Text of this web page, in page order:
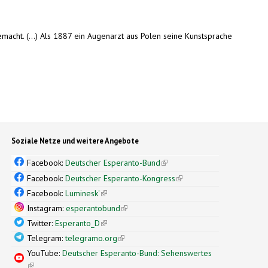
(...) Als 1887 ein Augenarzt aus Polen seine Kunstsprache
Soziale Netze und weitere Angebote
Facebook:Deutscher Esperanto-Bund(link is external)
Facebook:Deutscher Esperanto-Kongress(link is external)
Facebook:Luminesk'(link is external)
Instagram:esperantobund(link is external)
Twitter:Esperanto_D(link is external)
Telegram:telegramo.org(link is external)
YouTube:Deutscher Esperanto-Bund: Sehenswertes
(link is external)